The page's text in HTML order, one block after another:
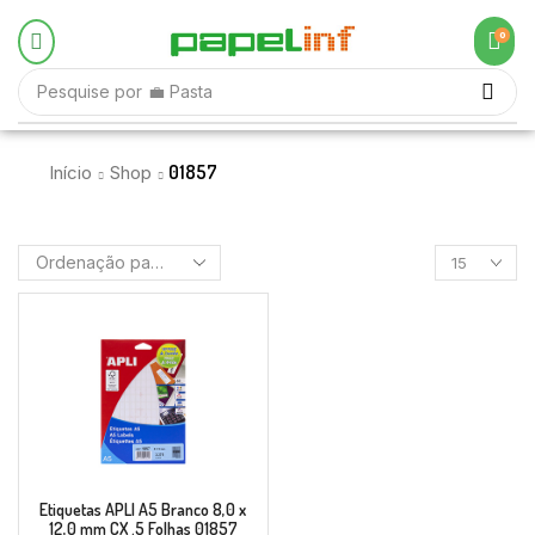
Pesquise por 💼 Pasta
0
Início Shop 01857
Etiquetas APLI A5 Branco 8,0 x
12,0 mm CX .5 Folhas 01857